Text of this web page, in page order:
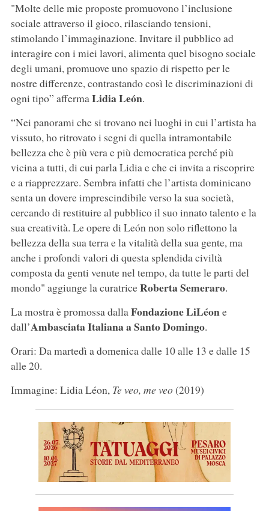
"Molte delle mie proposte promuovono l’inclusione
sociale attraverso il gioco, rilasciando tensioni,
stimolando l’immaginazione. Invitare il pubblico ad
interagire con i miei lavori, alimenta quel bisogno sociale
degli umani, promuove uno spazio di rispetto per le
nostre differenze, contrastando così le discriminazioni di
ogni tipo” affermaLidia León.
“Nei panorami che si trovano nei luoghi in cui l’artista ha
vissuto, ho ritrovato i segni di quella intramontabile
bellezza che è più vera e più democratica perché più
vicina a tutti, di cui parla Lidia e che ci invita a riscoprire
e a riapprezzare. Sembra infatti che l’artista dominicano
senta un dovere imprescindibile verso la sua società,
cercando di restituire al pubblico il suo innato talento e la
sua creatività. Le opere di León non solo riflettono la
bellezza della sua terra e la vitalità della sua gente, ma
anche i profondi valori di questa splendida civiltà
composta da genti venute nel tempo, da tutte le parti del
mondo" aggiunge la curatriceRoberta Semeraro.
La mostra è promossa dallaFondazione LiLéone
dall’Ambasciata Italiana a Santo Domingo.
Orari: Da martedì a domenica dalle 10 alle 13 e dalle 15
alle 20.
Immagine: Lidia Léon,Te veo, me veo(2019)